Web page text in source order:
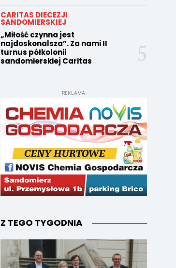
CARITAS DIECEZJI
SANDOMIERSKIEJ
„Miłość czynna jest
najdoskonalsza”. Za nami II
turnus półkolonii
sandomierskiej Caritas
REKLAMA
Z TEGO TYGODNIA